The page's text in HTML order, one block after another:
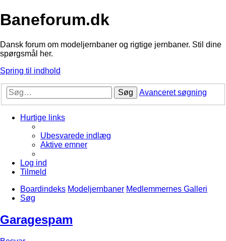
Baneforum.dk
Dansk forum om modeljernbaner og rigtige jernbaner. Stil dine
spørgsmål her.
Spring til indhold
Søg Avanceret søgning
Hurtige links
Ubesvarede indlæg
Aktive emner
Log ind
Tilmeld
Boardindeks Modeljernbaner Medlemmernes Galleri
Søg
Garagespam